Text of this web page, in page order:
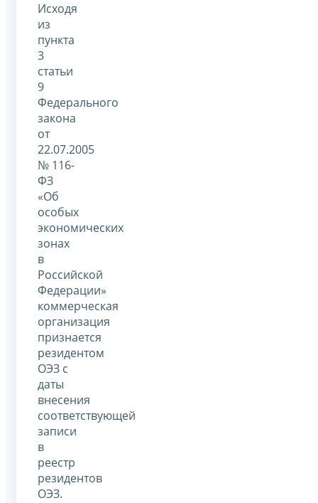
Исходя
из
пункта
3
статьи
9
Федерального
закона
от
22.07.2005
№ 116-
ФЗ
«Об
особых
экономических
зонах
в
Российской
Федерации»
коммерческая
организация
признается
резидентом
ОЭЗ с
даты
внесения
соответствующей
записи
в
реестр
резидентов
ОЭЗ.